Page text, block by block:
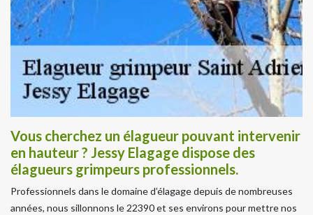
Vous cherchez un élagueur pouvant intervenir
en hauteur ? Jessy Elagage dispose des
élagueurs grimpeurs professionnels.
Professionnels dans le domaine d’élagage depuis de nombreuses
années, nous sillonnons le 22390 et ses environs pour mettre nos